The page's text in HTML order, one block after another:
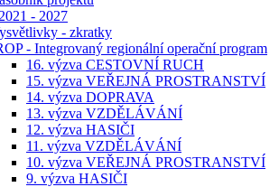
- 2027
- zkratky
- Integrovaný regionální operační program
16. výzva CESTOVNÍ RUCH
15. výzva VEŘEJNÁ PROSTRANSTVÍ
14. výzva DOPRAVA
13. výzva VZDĚLÁVÁNÍ
12. výzva HASIČI
11. výzva VZDĚLÁVÁNÍ
10. výzva VEŘEJNÁ PROSTRANSTVÍ
9. výzva HASIČI